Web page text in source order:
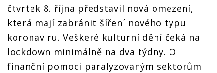
čtvrtek 8. října představil nová omezení,
která mají zabránit šíření nového typu
koronaviru. Veškeré kulturní dění čeká na
lockdown minimálně na dva týdny. O
finanční pomoci paralyzovaným sektorům